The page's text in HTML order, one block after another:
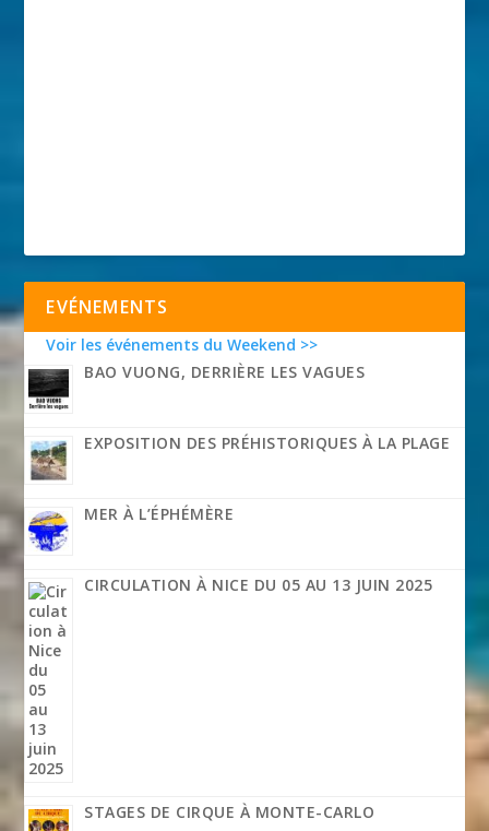
EVÉNEMENTS
Voir les événements du Weekend >>
BAO VUONG, DERRIÈRE LES VAGUES
EXPOSITION DES PRÉHISTORIQUES À LA PLAGE
MER À L’ÉPHÉMÈRE
CIRCULATION À NICE DU 05 AU 13 JUIN 2025
STAGES DE CIRQUE À MONTE-CARLO